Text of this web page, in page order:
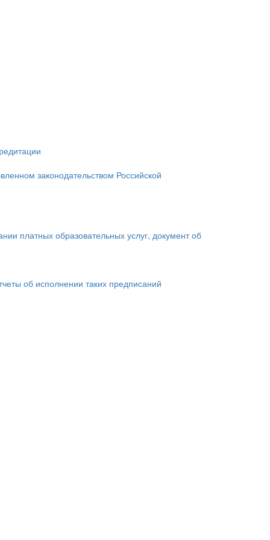
законодательством Российской
платных образовательных услуг, документ об
об исполнении таких предписаний